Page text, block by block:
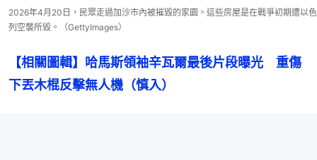
2026年4月20日，民眾走過加沙市內被摧毀的家園。這些房屋是在戰爭初期遭以色
列空襲所毀。（GettyImages）
【相關圖輯】哈馬斯領袖辛瓦爾最後片段曝光　重傷
下丟木棍反擊無人機（慎入）